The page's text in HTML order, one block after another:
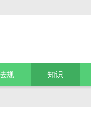
规 知识